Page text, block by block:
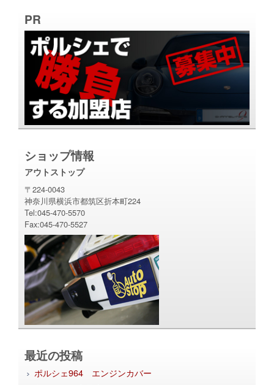
PR
ショップ情報
アウトストップ
〒224-0043
神奈川県横浜市都筑区折本町224
Tel:045-470-5570
Fax:045-470-5527
最近の投稿
ポルシェ964 エンジンカバー